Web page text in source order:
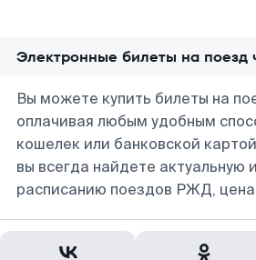
Электронные билеты на поезд
Вы можете купить билеты на
оплачивая любым удобным
кошелек или банковской
вы всегда найдете
расписанию поездов РЖД,